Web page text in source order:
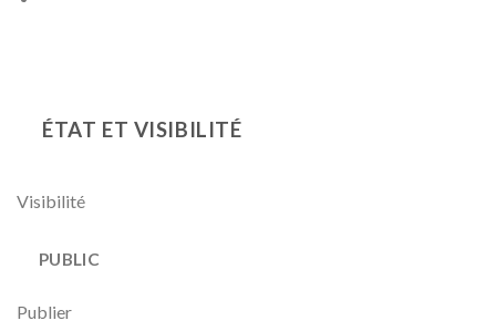
ÉTAT ET VISIBILITÉ
Visibilité
PUBLIC
Publier